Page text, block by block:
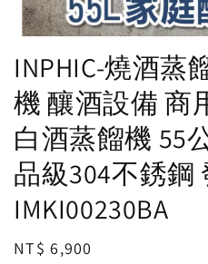
INPHIC-燒酒蒸
機 釀酒設備 商
白酒蒸餾機 55
品級304不銹鋼
IMKI00230BA
Regular
NT$ 6,900